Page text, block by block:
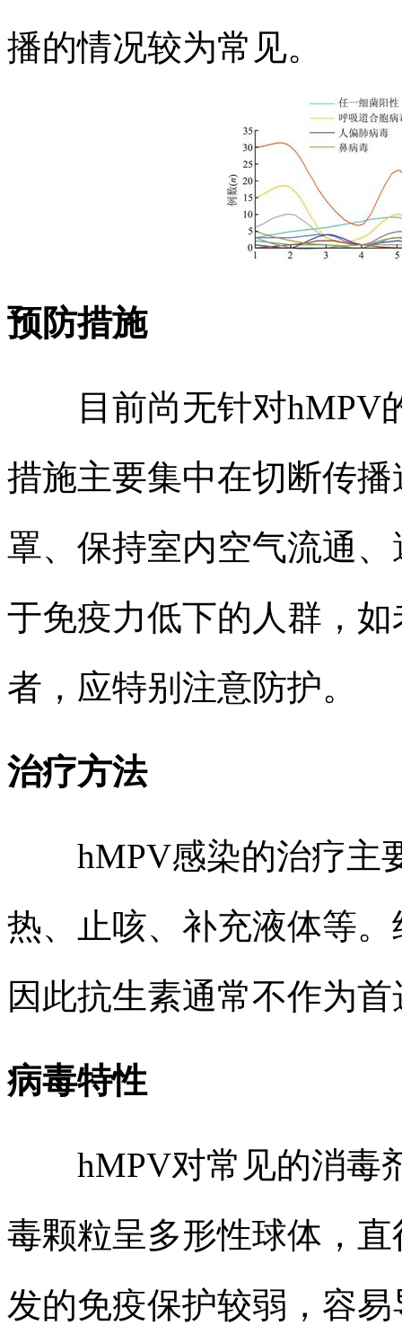
播的情况较为常见。
预防措施
目前尚无针对hMPV
措施主要集中在切断传
罩、保持室内空气流通
于免疫力低下的人群，
者，应特别注意防护。
治疗方法
hMPV感染的治疗主
热、止咳、补充液体等
因此抗生素通常不作为
病毒特性
hMPV对常见的消毒
毒颗粒呈多形性球体，
发的免疫保护较弱，容